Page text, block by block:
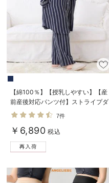
【綿100％】【授乳しやすい】【産
前産後対応パンツ付】ストライプダ
ブルガーゼパジャマ
7件
￥6,890 税込